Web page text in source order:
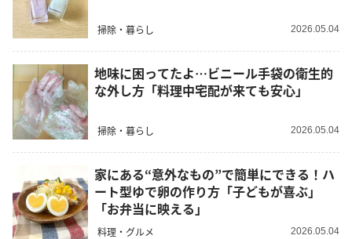
掃除・暮らし 2026.05.04
地味に困ってたよ…ビニール手袋の衛生的
な外し方「料理中宅配が来ても安心」
掃除・暮らし 2026.05.04
家にある“意外なもの”で簡単にできる！ハ
ート型ゆで卵の作り方「子どもが喜ぶ」
「お弁当に映える」
料理・グルメ 2026.05.04